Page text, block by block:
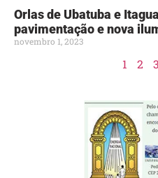
Orlas de Ubatuba e
pavimentação e nova
novembro 1, 2023
1 2 3